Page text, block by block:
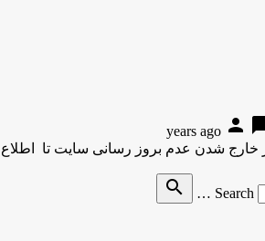
person
خارج شدن عدم بروز رسانی سایت تا اطلاع
Search …
search